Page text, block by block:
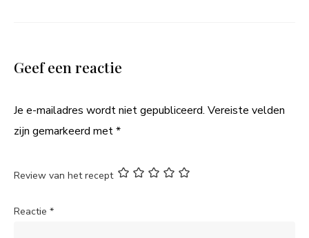
Geef een reactie
Je e-mailadres wordt niet gepubliceerd. Vereiste velden
zijn gemarkeerd met*
Review van het recept
Reactie *